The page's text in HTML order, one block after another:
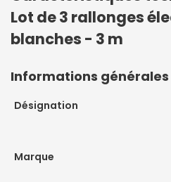
Lot de 3 rallonges
blanches - 3 m
Informations générales
Désignation
Marque